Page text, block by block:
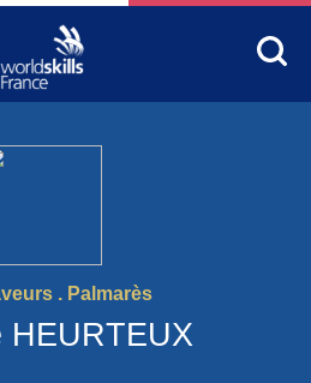
. Palmarès
HEURTEUX
métier